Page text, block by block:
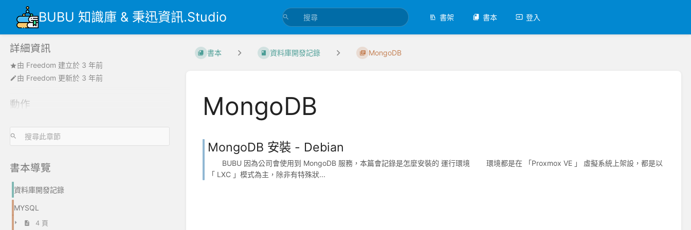
BUBU 知識庫 & 秉迅資訊.Studio 書架 書本 登入
詳細資訊
由 Freedom 建立於 3 年前
由 Freedom 更新於 3 年前
動作
書本導覽
資料庫開發記錄
MYSQL
4 頁
書本 資料庫開發記錄 MongoDB
MongoDB
MongoDB 安裝 - Debian
BUBU 因為公司會使用到 MongoDB 服務，本篇會記錄是怎麼安裝的 運行環境 環境都是在 「Proxmox VE 」 虛擬系統上架設，都是以
「 LXC 」模式為主，除非有特殊狀...